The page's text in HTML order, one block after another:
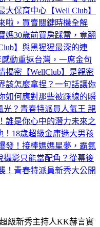
保育中心【Well Club】‪
啦，買賣關鍵時機全解
媽30歲前買房踩雷，竟翻
】 與黑猩猩最深的連
動重返台灣，一席金句
密【WellClub】 是親密
該怎麼拿捏？一句話讓你
如何應對那些被踩線的瞬
光？青春特派員人氣王 親
誰是你心中的潛力未來之
！18歲超級金庸迷大男孩
發！接棒媽媽星夢，霸氣
攝影只能當配角？從幕後
！青春特派員新秀大公開
級新秀主持人KK赫言實